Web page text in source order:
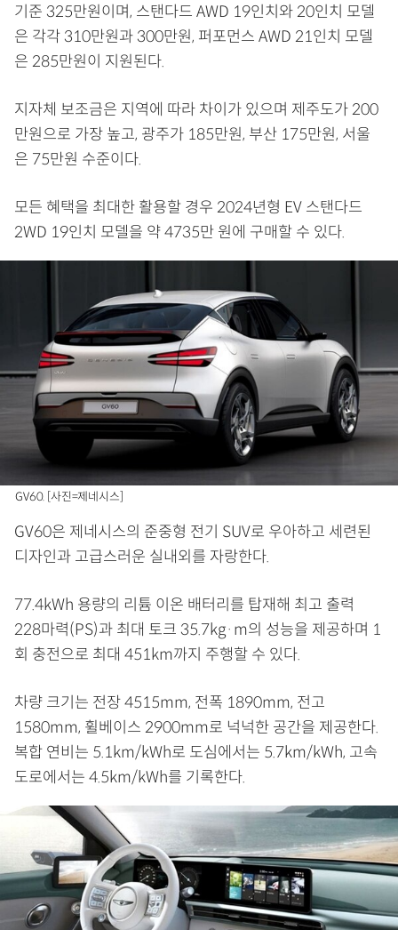
기준 325만원이며, 스탠다드 AWD 19인치와 20인치 모델
은 각각 310만원과 300만원, 퍼포먼스 AWD 21인치 모델
은 285만원이 지원된다.
지자체 보조금은 지역에 따라 차이가 있으며 제주도가 200
만원으로 가장 높고, 광주가 185만원, 부산 175만원, 서울
은 75만원 수준이다.
모든 혜택을 최대한 활용할 경우 2024년형 EV 스탠다드
2WD 19인치 모델을 약 4735만 원에 구매할 수 있다.
GV60. [사진=제네시스]
GV60은 제네시스의 준중형 전기 SUV로 우아하고 세련된
디자인과 고급스러운 실내외를 자랑한다.
77.4kWh 용량의 리튬 이온 배터리를 탑재해 최고 출력
228마력(PS)과 최대 토크 35.7kg·m의 성능을 제공하며 1
회 충전으로 최대 451km까지 주행할 수 있다.
차량 크기는 전장 4515mm, 전폭 1890mm, 전고
1580mm, 휠베이스 2900mm로 넉넉한 공간을 제공한다.
복합 연비는 5.1km/kWh로 도심에서는 5.7km/kWh, 고속
도로에서는 4.5km/kWh를 기록한다.